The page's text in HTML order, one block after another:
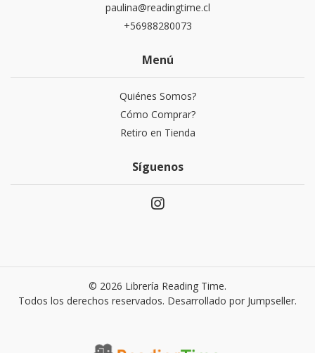
paulina@readingtime.cl
+56988280073
Menú
Quiénes Somos?
Cómo Comprar?
Retiro en Tienda
Síguenos
© 2026 Librería Reading Time.
Todos los derechos reservados. Desarrollado por Jumpseller.